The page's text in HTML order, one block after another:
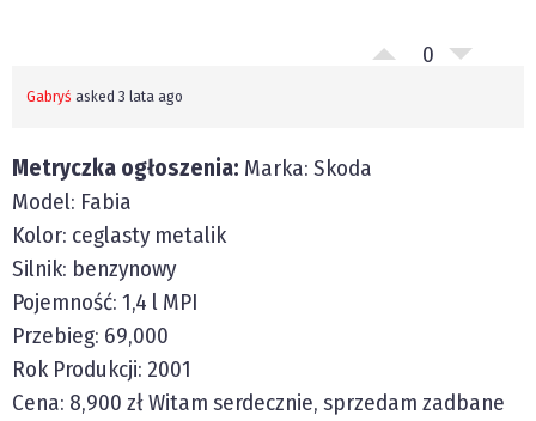
0
Gabryś asked 3 lata ago
Metryczka ogłoszenia: Marka: Skoda
Model: Fabia
Kolor: ceglasty metalik
Silnik: benzynowy
Pojemność: 1,4 l MPI
Przebieg: 69,000
Rok Produkcji: 2001
Cena: 8,900 zł Witam serdecznie, sprzedam zadbane